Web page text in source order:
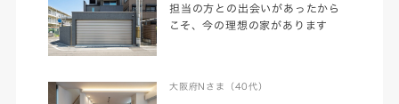
担当の方との出会いがあったから
こそ、今の理想の家があります
大阪府Nさま（40代）